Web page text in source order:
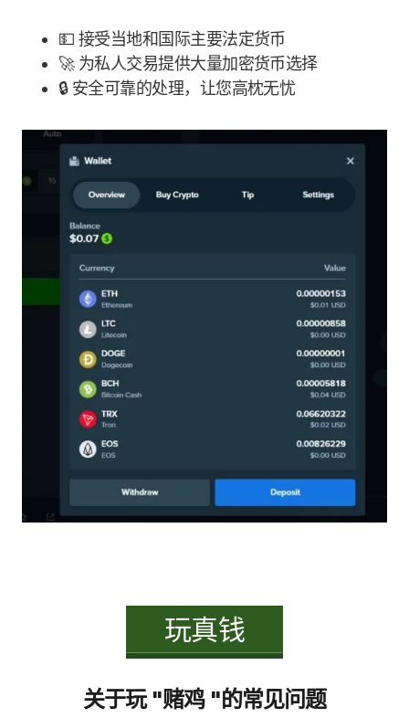
💵 接受当地和国际主要法定货币
🚀 为私人交易提供大量加密货币选择
🔒 安全可靠的处理，让您高枕无忧
玩真钱
关于玩 "赌鸡 "的常见问题